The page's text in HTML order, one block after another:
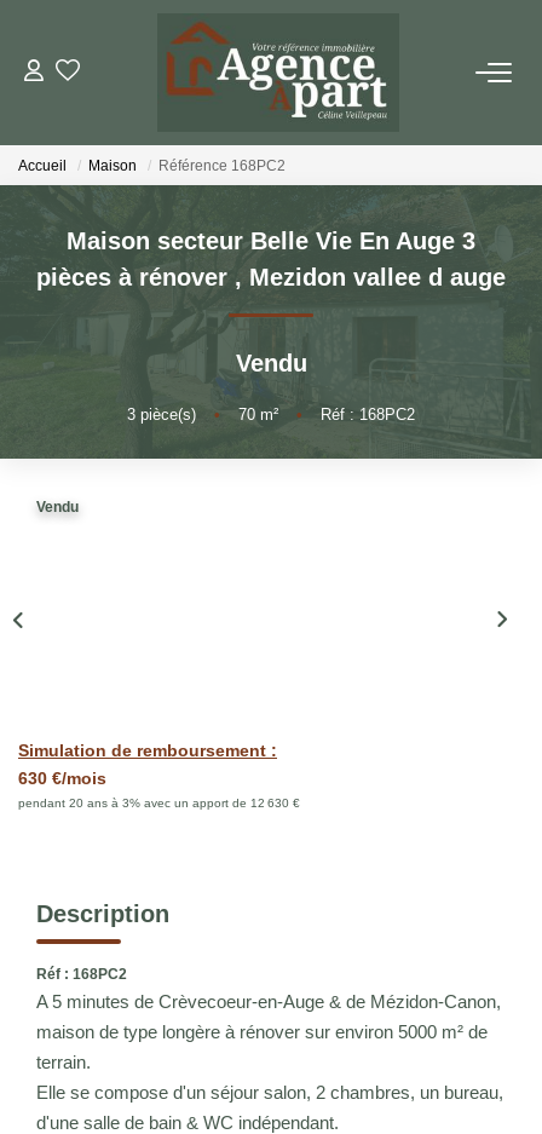
NOS BIENS
PARRAINER UN PROCHE
Accueil Maison Référence 168PC2
Maison secteur Belle Vie En Auge 3
pièces à rénover , Mezidon vallee d auge
Vendu
3 pièce(s) • 70 m² • Réf : 168PC2
Vendu
Simulation de remboursement :
630 €/mois
pendant 20 ans à 3% avec un apport de 12 630 €
Description
Réf : 168PC2
A 5 minutes de Crèvecoeur-en-Auge & de Mézidon-Canon,
maison de type longère à rénover sur environ 5000 m² de
terrain.
Elle se compose d'un séjour salon, 2 chambres, un bureau,
d'une salle de bain & WC indépendant.